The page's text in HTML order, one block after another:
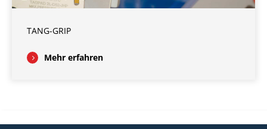
TANG-GRIP
Mehr erfahren